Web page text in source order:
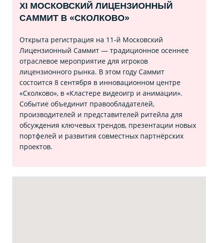
XI МОСКОВСКИЙ ЛИЦЕНЗИОННЫЙ
САММИТ В «СКОЛКОВО»
Открыта регистрация на 11‑й Московский
Лицензионный Саммит — традиционное осеннее
отраслевое мероприятие для игроков
лицензионного рынка. В этом году Саммит
состоится 8 сентября в инновационном центре
«Сколково», в «Кластере видеоигр и анимации».
Событие объединит правообладателей,
производителей и представителей ритейла для
обсуждения ключевых трендов, презентации новых
портфелей и развития совместных партнёрских
проектов.